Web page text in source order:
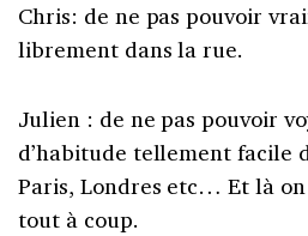
Chris: de ne pas pouvoir
librement dans la rue.
Julien : de ne pas pouvoir
d’habitude tellement facile
Paris, Londres etc… Et là
tout à coup.